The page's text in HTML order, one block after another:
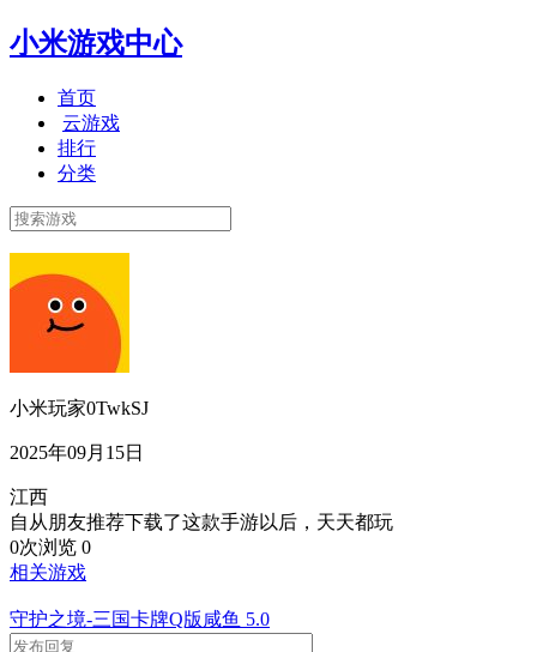
小米游戏中心
首页
云游戏
排行
分类
小米玩家0TwkSJ
2025年09月15日
江西
自从朋友推荐下载了这款手游以后，天天都玩
0次浏览 0
相关游戏
守护之境-三国卡牌Q版咸鱼 5.0